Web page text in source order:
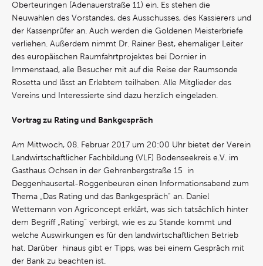
Oberteuringen (Adenauerstraße 11) ein. Es stehen die
Neuwahlen des Vorstandes, des Ausschusses, des Kassierers und
der Kassenprüfer an. Auch werden die Goldenen Meisterbriefe
verliehen. Außerdem nimmt Dr. Rainer Best, ehemaliger Leiter
des europäischen Raumfahrtprojektes bei Dornier in
Immenstaad, alle Besucher mit auf die Reise der Raumsonde
Rosetta und lässt an Erlebtem teilhaben. Alle Mitglieder des
Vereins und Interessierte sind dazu herzlich eingeladen.
Vortrag zu Rating und Bankgespräch
Am Mittwoch, 08. Februar 2017 um 20:00 Uhr bietet der Verein
Landwirtschaftlicher Fachbildung (VLF) Bodenseekreis e.V. im
Gasthaus Ochsen in der Gehrenbergstraße 15 in
Deggenhausertal-Roggenbeuren einen Informationsabend zum
Thema „Das Rating und das Bankgespräch“ an. Daniel
Wettemann von Agriconcept erklärt, was sich tatsächlich hinter
dem Begriff „Rating“ verbirgt, wie es zu Stande kommt und
welche Auswirkungen es für den landwirtschaftlichen Betrieb
hat. Darüber hinaus gibt er Tipps, was bei einem Gespräch mit
der Bank zu beachten ist.